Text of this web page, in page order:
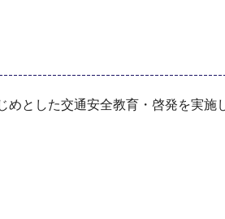
とした交通安全教育・啓発を実施